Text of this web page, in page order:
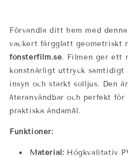
Förvandla ditt hem med
vackert färgglatt geometriskt
fönsterfilm.se. Filmen ger ett
konstnärligt uttryck samtidigt
insyn och starkt solljus. Den
återanvändbar och perfekt för
praktiska ändamål.
Funktioner:
Material: Högkvalitativ